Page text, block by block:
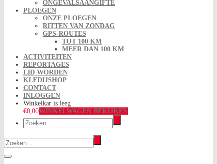
ONGEVALSAANGIFTE
PLOEGEN
ONZE PLOEGEN
RITTEN VAN ZONDAG
GPS-ROUTES
TOT 100 KM
MEER DAN 100 KM
ACTIVITEITEN
REPORTAGES
LID WORDEN
KLEDIJSHOP
CONTACT
INLOGGEN
Winkelkar is leeg
€0,00WINKELWAGEN BEKIJKEN